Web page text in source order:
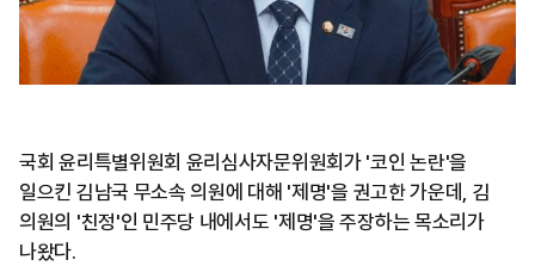
국회 윤리특별위원회 윤리심사자문위원회가 '코인 논란'을
일으킨 김남국 무소속 의원에 대해 '제명'을 권고한 가운데, 김
의원의 '친정'인 민주당 내에서도 '제명'을 주장하는 목소리가
나왔다.